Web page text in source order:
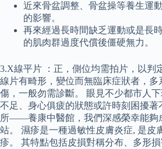
近來骨盆調整、骨盆操等養生運
的影響。
再來經過長時間缺乏運動或是長
的肌肉群過度代償後僵硬無力。
3.X線平片 ：正，側位均需拍片，以判
線片有畸形，變位而無臨床症狀者，多
傷，一般勿需診斷。 眼見不少都市人
不足、身心俱疲的狀態或許時刻困擾
所——養康中醫館，我們深感榮幸能夠
站。 濕疹是一種過敏性皮膚炎症, 是皮
疹。 其特點包括皮損對稱分布、多形